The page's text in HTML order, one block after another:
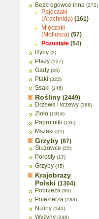
Bezkręgowce inne (272)
Pajęczaki
(Arachnida) (161)
Mięczaki
(Mollusca) (57)
Pozostałe (54)
Ryby (2)
Płazy (127)
Gady (46)
Ptaki (322)
Ssaki (146)
Rośliny (2449)
Drzewa i krzewy (368)
Zioła (1914)
Paprotniki (136)
Mszaki (31)
Grzyby (87)
Śluzowce (25)
Porosty (17)
Grzyby (45)
Krajobrazy
Polski (1304)
Pobrzeża (90)
Pojezierza (183)
Niziny (140)
Wyżyny (248)